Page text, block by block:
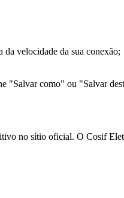
da velocidade da sua conexão;
"Salvar como" ou "Salvar
no sítio oficial. O Cosif